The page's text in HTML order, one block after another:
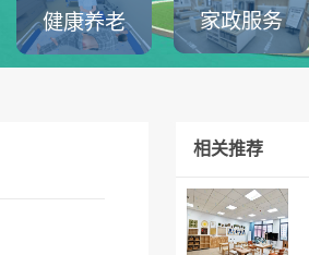
健康养老 家政服务
相关推荐